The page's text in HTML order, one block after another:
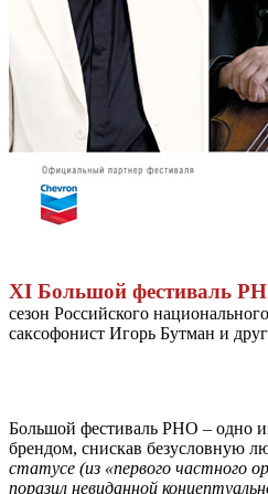
XI Большой фестиваль
сезон Российского
саксофонист Игорь Бутман и
Большой фестиваль РНО – одно
брендом, снискав безусловную
статусе (из «первого частного
поразил невиданной